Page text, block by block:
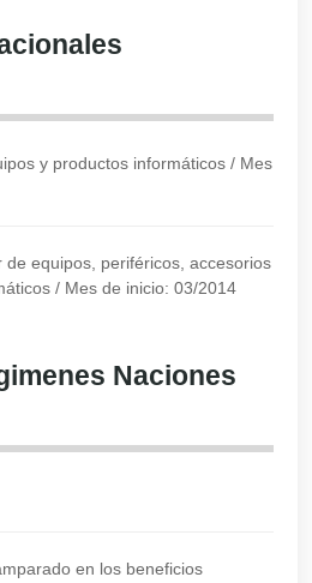
y productos informáticos / Mes
de equipos, periféricos, accesorios
/ Mes de inicio: 03/2014
Naciones
en los beneficios